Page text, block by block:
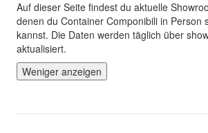
Auf dieser Seite findest du aktuelle
denen du Container Componibili in Person
kannst. Die Daten werden täglich über
aktualisiert.
Weniger anzeigen